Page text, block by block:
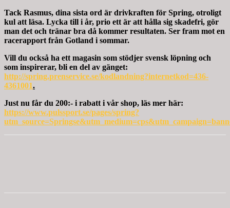
Tack Rasmus, dina sista ord är drivkraften för Spring, otroligt
kul att läsa. Lycka till i år, prio ett är att hålla sig skadefri, gör
man det och tränar bra då kommer resultaten. Ser fram mot en
racerapport från Gotland i sommar.
Vill du också ha ett magasin som stödjer svensk löpning och
som inspirerar, bli en del av gänget:
http://spring.prenservice.se/kodlandning?internetkod=436-
4361001.
Just nu får du 200:- i rabatt i vår shop, läs mer här:
https://www.pulssport.se/pages/spring?